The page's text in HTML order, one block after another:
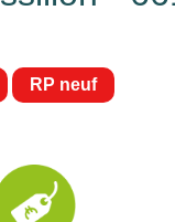
RP neuf